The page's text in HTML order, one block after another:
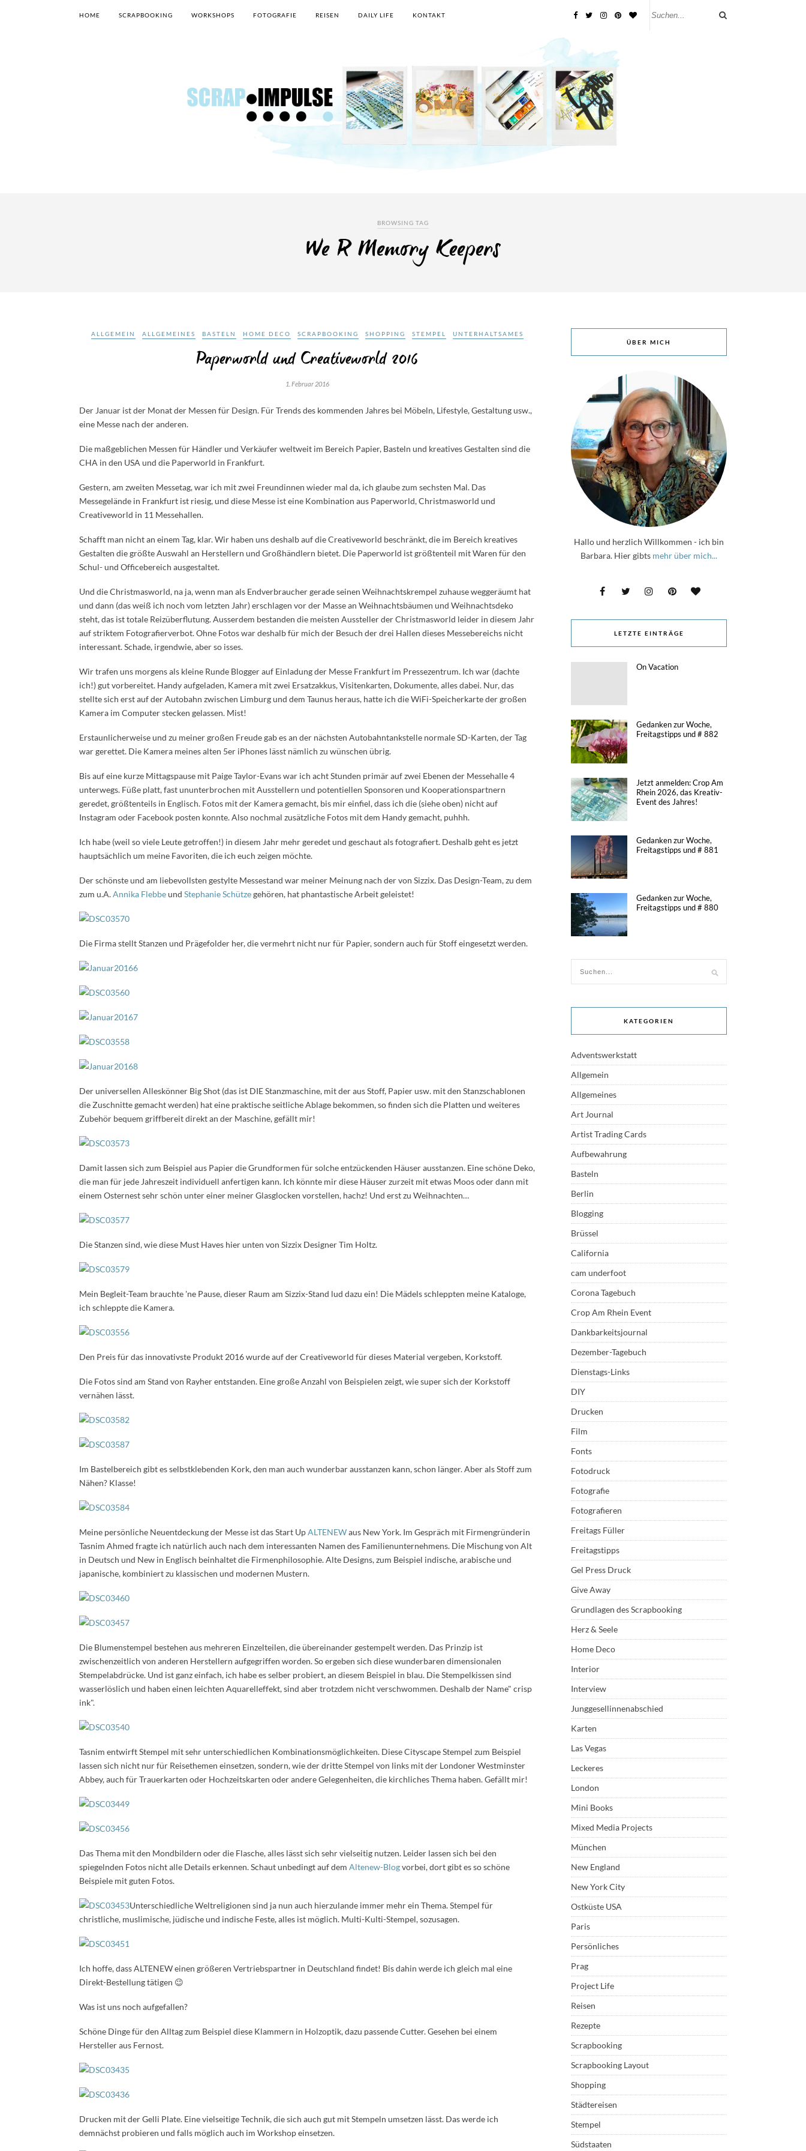
HOME SCRAPBOOKING WORKSHOPS FOTOGRAFIE REISEN DAILY LIFE KONTAKT
BROWSING TAG
We R Memory Keepers
ALLGEMEIN ALLGEMEINES BASTELN HOME DECO SCRAPBOOKING SHOPPING STEMPEL UNTERHALTSAMES
Paperworld und Creativeworld 2016
1. Februar 2016
Der Januar ist der Monat der Messen für Design. Für Trends des kommenden Jahres bei Möbeln, Lifestyle, Gestaltung usw.,
eine Messe nach der anderen.
Die maßgeblichen Messen für Händler und Verkäufer weltweit im Bereich Papier, Basteln und kreatives Gestalten sind die
CHA in den USA und die Paperworld in Frankfurt.
Gestern, am zweiten Messetag, war ich mit zwei Freundinnen wieder mal da, ich glaube zum sechsten Mal. Das
Messegelände in Frankfurt ist riesig, und diese Messe ist eine Kombination aus Paperworld, Christmasworld und
Creativeworld in 11 Messehallen.
Schafft man nicht an einem Tag, klar. Wir haben uns deshalb auf die Creativeworld beschränkt, die im Bereich kreatives
Gestalten die größte Auswahl an Herstellern und Großhändlern bietet. Die Paperworld ist größtenteil mit Waren für den
Schul- und Officebereich ausgestaltet.
Und die Christmasworld, na ja, wenn man als Endverbraucher gerade seinen Weihnachtskrempel zuhause weggeräumt hat
und dann (das weiß ich noch vom letzten Jahr) erschlagen vor der Masse an Weihnachtsbäumen und Weihnachtsdeko
steht, das ist totale Reizüberflutung. Ausserdem bestanden die meisten Aussteller der Christmasworld leider in diesem Jahr
auf striktem Fotografierverbot. Ohne Fotos war deshalb für mich der Besuch der drei Hallen dieses Messebereichs nicht
interessant. Schade, irgendwie, aber so isses.
Wir trafen uns morgens als kleine Runde Blogger auf Einladung der Messe Frankfurt im Pressezentrum. Ich war (dachte
ich!) gut vorbereitet. Handy aufgeladen, Kamera mit zwei Ersatzakkus, Visitenkarten, Dokumente, alles dabei. Nur, das
stellte sich erst auf der Autobahn zwischen Limburg und dem Taunus heraus, hatte ich die WiFi-Speicherkarte der großen
Kamera im Computer stecken gelassen. Mist!
Erstaunlicherweise und zu meiner großen Freude gab es an der nächsten Autobahntankstelle normale SD-Karten, der Tag
war gerettet. Die Kamera meines alten 5er iPhones lässt nämlich zu wünschen übrig.
Bis auf eine kurze Mittagspause mit Paige Taylor-Evans war ich acht Stunden primär auf zwei Ebenen der Messehalle 4
unterwegs. Füße platt, fast ununterbrochen mit Ausstellern und potentiellen Sponsoren und Kooperationspartnern
geredet, größtenteils in Englisch. Fotos mit der Kamera gemacht, bis mir einfiel, dass ich die (siehe oben) nicht auf
Instagram oder Facebook posten konnte. Also nochmal zusätzliche Fotos mit dem Handy gemacht, puhhh.
Ich habe (weil so viele Leute getroffen!) in diesem Jahr mehr geredet und geschaut als fotografiert. Deshalb geht es jetzt
hauptsächlich um meine Favoriten, die ich euch zeigen möchte.
Der schönste und am liebevollsten gestylte Messestand war meiner Meinung nach der von Sizzix. Das Design-Team, zu dem
zum u.A.Annika Flebbeund Stephanie Schützegehören, hat phantastische Arbeit geleistet!
Die Firma stellt Stanzen und Prägefolder her, die vermehrt nicht nur für Papier, sondern auch für Stoff eingesetzt werden.
Der universellen Alleskönner Big Shot (das ist DIE Stanzmaschine, mit der aus Stoff, Papier usw. mit den Stanzschablonen
die Zuschnitte gemacht werden) hat eine praktische seitliche Ablage bekommen, so finden sich die Platten und weiteres
Zubehör bequem griffbereit direkt an der Maschine, gefällt mir!
Damit lassen sich zum Beispiel aus Papier die Grundformen für solche entzückenden Häuser ausstanzen. Eine schöne Deko,
die man für jede Jahreszeit individuell anfertigen kann. Ich könnte mir diese Häuser zurzeit mit etwas Moos oder dann mit
einem Osternest sehr schön unter einer meiner Glasglocken vorstellen, hachz! Und erst zu Weihnachten…
Die Stanzen sind, wie diese Must Haves hier unten von Sizzix Designer Tim Holtz.
Mein Begleit-Team brauchte 'ne Pause, dieser Raum am Sizzix-Stand lud dazu ein! Die Mädels schleppten meine Kataloge,
ich schleppte die Kamera.
Den Preis für das innovativste Produkt 2016 wurde auf der Creativeworld für dieses Material vergeben, Korkstoff.
Die Fotos sind am Stand von Rayher entstanden. Eine große Anzahl von Beispielen zeigt, wie super sich der Korkstoff
vernähen lässt.
Im Bastelbereich gibt es selbstklebenden Kork, den man auch wunderbar ausstanzen kann, schon länger. Aber als Stoff zum
Nähen? Klasse!
Meine persönliche Neuentdeckung der Messe ist das Start UpALTENEWaus New York. Im Gespräch mit Firmengründerin
Tasnim Ahmed fragte ich natürlich auch nach dem interessanten Namen des Familienunternehmens. Die Mischung von Alt
in Deutsch und New in Englisch beinhaltet die Firmenphilosophie. Alte Designs, zum Beispiel indische, arabische und
japanische, kombiniert zu klassischen und modernen Mustern.
Die Blumenstempel bestehen aus mehreren Einzelteilen, die übereinander gestempelt werden. Das Prinzip ist
zwischenzeitlich von anderen Herstellern aufgegriffen worden. So ergeben sich diese wunderbaren dimensionalen
Stempelabdrücke. Und ist ganz einfach, ich habe es selber probiert, an diesem Beispiel in blau. Die Stempelkissen sind
wasserlöslich und haben einen leichten Aquarelleffekt, sind aber trotzdem nicht verschwommen. Deshalb der Name" crisp
ink".
Tasnim entwirft Stempel mit sehr unterschiedlichen Kombinationsmöglichkeiten. Diese Cityscape Stempel zum Beispiel
lassen sich nicht nur für Reisethemen einsetzen, sondern, wie der dritte Stempel von links mit der Londoner Westminster
Abbey, auch für Trauerkarten oder Hochzeitskarten oder andere Gelegenheiten, die kirchliches Thema haben. Gefällt mir!
Das Thema mit den Mondbildern oder die Flasche, alles lässt sich sehr vielseitig nutzen. Leider lassen sich bei den
spiegelnden Fotos nicht alle Details erkennen. Schaut unbedingt auf dem Altenew-Blogvorbei, dort gibt es so schöne
Beispiele mit guten Fotos.
Unterschiedliche Weltreligionen sind ja nun auch hierzulande immer mehr ein Thema. Stempel für
christliche, muslimische, jüdische und indische Feste, alles ist möglich. Multi-Kulti-Stempel, sozusagen.
Ich hoffe, dass ALTENEW einen größeren Vertriebspartner in Deutschland findet! Bis dahin werde ich gleich mal eine
Direkt-Bestellung tätigen 😉
Was ist uns noch aufgefallen?
Schöne Dinge für den Alltag zum Beispiel diese Klammern in Holzoptik, dazu passende Cutter. Gesehen bei einem
Hersteller aus Fernost.
Drucken mit der Gelli Plate. Eine vielseitige Technik, die sich auch gut mit Stempeln umsetzen lässt. Das werde ich
demnächst probieren und falls möglich auch im Workshop einsetzen.
ÜBER MICH
Hallo und herzlich Willkommen - ich bin
Barbara. Hier gibts mehr über mich...
LETZTE EINTRÄGE
On Vacation
Gedanken zur Woche,
Freitagstipps und # 882
Jetzt anmelden: Crop Am
Rhein 2026, das Kreativ-
Event des Jahres!
Gedanken zur Woche,
Freitagstipps und # 881
Gedanken zur Woche,
Freitagstipps und # 880
KATEGORIEN
Adventswerkstatt
Allgemein
Allgemeines
Art Journal
Artist Trading Cards
Aufbewahrung
Basteln
Berlin
Blogging
Brüssel
California
cam underfoot
Corona Tagebuch
Crop Am Rhein Event
Dankbarkeitsjournal
Dezember-Tagebuch
Dienstags-Links
DIY
Drucken
Film
Fonts
Fotodruck
Fotografie
Fotografieren
Freitags Füller
Freitagstipps
Gel Press Druck
Give Away
Grundlagen des Scrapbooking
Herz & Seele
Home Deco
Interior
Interview
Junggesellinnenabschied
Karten
Las Vegas
Leckeres
London
Mini Books
Mixed Media Projects
München
New England
New York City
Ostküste USA
Paris
Persönliches
Prag
Project Life
Reisen
Rezepte
Scrapbooking
Scrapbooking Layout
Shopping
Städtereisen
Stempel
Südstaaten